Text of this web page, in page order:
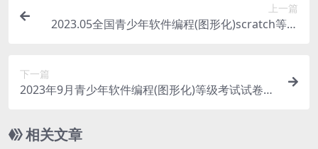
上一篇
2023.05全国青少年软件编程(图形化)scratch等级
下一篇
2023年9月青少年软件编程(图形化)等级考试试卷
相关文章